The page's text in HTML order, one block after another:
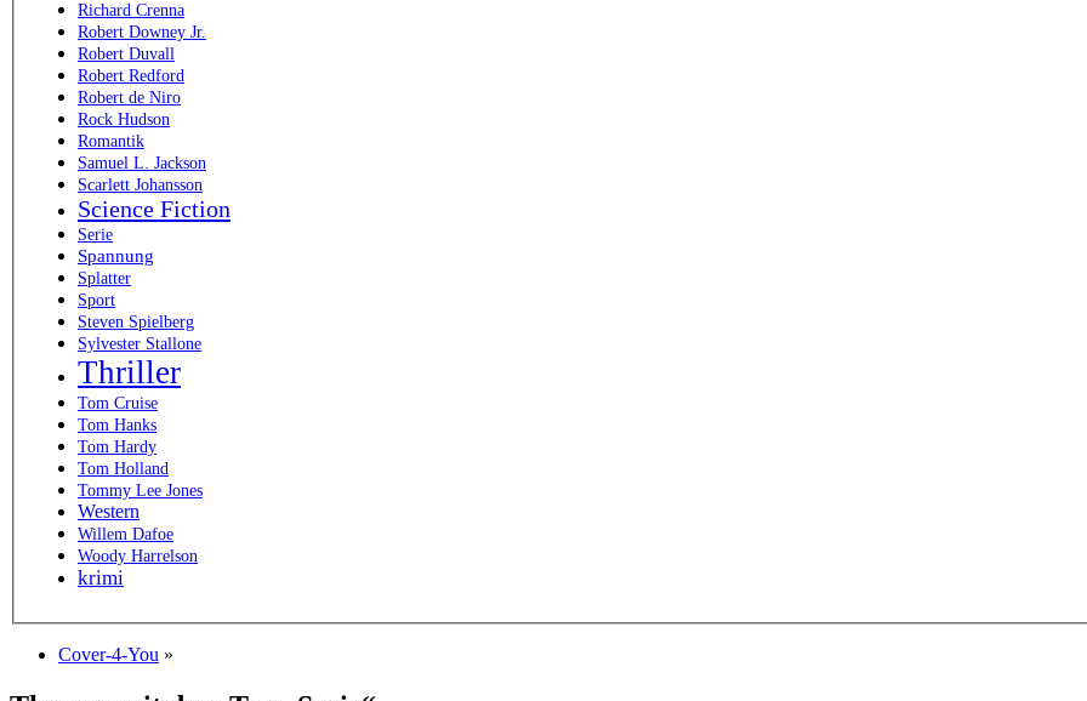
Richard Crenna
Robert Downey Jr.
Robert Duvall
Robert Redford
Robert de Niro
Rock Hudson
Romantik
Samuel L. Jackson
Scarlett Johansson
Science Fiction
Serie
Spannung
Splatter
Sport
Steven Spielberg
Sylvester Stallone
Thriller
Tom Cruise
Tom Hanks
Tom Hardy
Tom Holland
Tommy Lee Jones
Western
Willem Dafoe
Woody Harrelson
krimi
Cover-4-You »